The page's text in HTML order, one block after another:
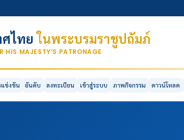
ศไทยในพระบรมราชูปถัมภ์
HIS MAJESTY’S PATRONAGE
แข่งขัน อันดับ ลงทะเบียน เข้าสู่ระบบ ภาพกิจกรรม ดาวน์โหลด